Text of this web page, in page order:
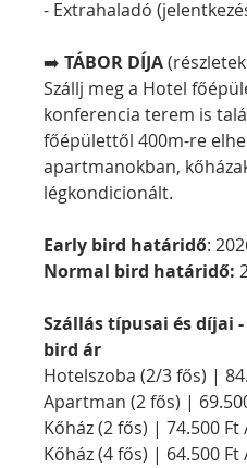
- Extrahaladó
➡️ TÁBOR DÍJA
Szállj meg a Hotel
konferencia terem is
főépülettől 400m-re
apartmanokban,
légkondicionált.
Early bird határidő:
Normal bird határidő:
Szállás típusai és díjai
bird ár
Hotelszoba (2/3 fős) |
Apartman (2 fős) |
Kőház (2 fős) | 74.500 Ft
Kőház (4 fős) | 64.500 Ft